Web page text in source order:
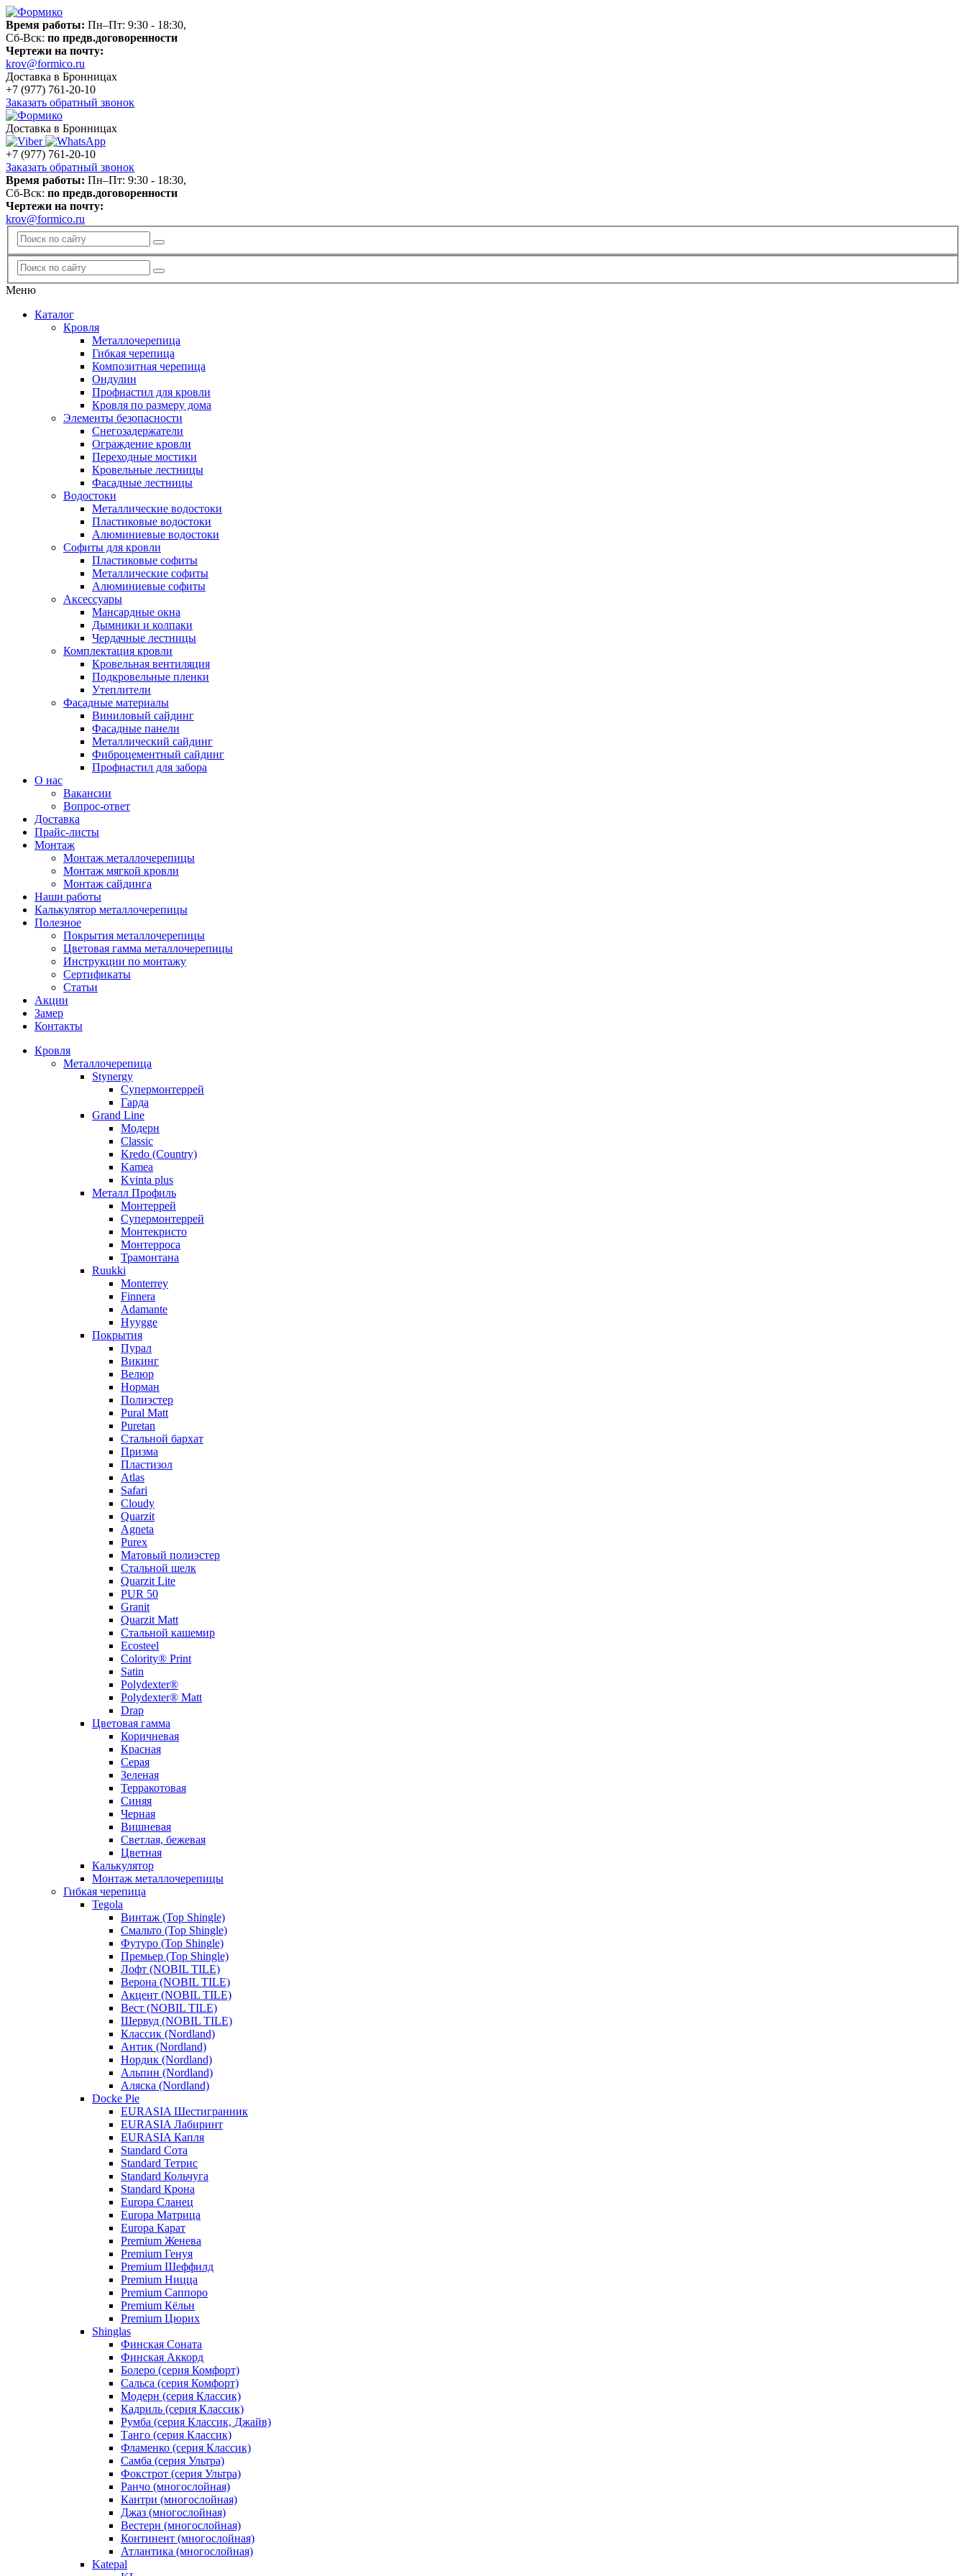
Время работы: Пн–Пт: 9:30 - 18:30,
Сб-Вск: по предв.договоренности
Чертежи на почту:
krov@formico.ru
Доставка в Бронницах
+7 (977) 761-20-10
Заказать обратный звонок
Доставка в Бронницах
+7 (977) 761-20-10
Заказать обратный звонок
Время работы: Пн–Пт: 9:30 - 18:30,
Сб-Вск: по предв.договоренности
Чертежи на почту:
krov@formico.ru
Меню
Каталог
Кровля
Металлочерепица
Гибкая черепица
Композитная черепица
Ондулин
Профнастил для кровли
Кровля по размеру дома
Элементы безопасности
Снегозадержатели
Ограждение кровли
Переходные мостики
Кровельные лестницы
Фасадные лестницы
Водостоки
Металлические водостоки
Пластиковые водостоки
Алюминиевые водостоки
Софиты для кровли
Пластиковые софиты
Металлические софиты
Алюминиевые софиты
Аксессуары
Мансардные окна
Дымники и колпаки
Чердачные лестницы
Комплектация кровли
Кровельная вентиляция
Подкровельные пленки
Утеплители
Фасадные материалы
Виниловый сайдинг
Фасадные панели
Металлический сайдинг
Фиброцементный сайдинг
Профнастил для забора
О нас
Вакансии
Вопрос-ответ
Доставка
Прайс-листы
Монтаж
Монтаж металлочерепицы
Монтаж мягкой кровли
Монтаж сайдинга
Наши работы
Калькулятор металлочерепицы
Полезное
Покрытия металлочерепицы
Цветовая гамма металлочерепицы
Инструкции по монтажу
Сертификаты
Статьи
Акции
Замер
Контакты
Кровля
Металлочерепица
Stynergy
Супермонтеррей
Гарда
Grand Line
Модерн
Classic
Kredo (Country)
Kamea
Kvinta plus
Металл Профиль
Монтеррей
Супермонтеррей
Монтекристо
Монтерроса
Трамонтана
Ruukki
Monterrey
Finnera
Adamante
Hyygge
Покрытия
Пурал
Викинг
Велюр
Норман
Полиэстер
Pural Matt
Puretan
Стальной бархат
Призма
Пластизол
Atlas
Safari
Cloudy
Quarzit
Agneta
Purex
Матовый полиэстер
Стальной шелк
Quarzit Lite
PUR 50
Granit
Quarzit Matt
Стальной кашемир
Ecosteel
Colority® Print
Satin
Polydexter®
Polydexter® Matt
Drap
Цветовая гамма
Коричневая
Красная
Серая
Зеленая
Терракотовая
Синяя
Черная
Вишневая
Светлая, бежевая
Цветная
Калькулятор
Монтаж металлочерепицы
Гибкая черепица
Tegola
Винтаж (Top Shingle)
Смальто (Top Shingle)
Футуро (Top Shingle)
Премьер (Top Shingle)
Лофт (NOBIL TILE)
Верона (NOBIL TILE)
Акцент (NOBIL TILE)
Вест (NOBIL TILE)
Шервуд (NOBIL TILE)
Классик (Nordland)
Антик (Nordland)
Нордик (Nordland)
Альпин (Nordland)
Аляска (Nordland)
Docke Pie
EURASIA Шестигранник
EURASIA Лабиринт
EURASIA Капля
Standard Сота
Standard Тетрис
Standard Кольчуга
Standard Крона
Europa Сланец
Europa Матрица
Europa Карат
Premium Женева
Premium Генуя
Premium Шеффилд
Premium Ницца
Premium Саппоро
Premium Кёльн
Premium Цюрих
Shinglas
Финская Соната
Финская Аккорд
Болеро (серия Комфорт)
Сальса (серия Комфорт)
Модерн (серия Классик)
Кадриль (серия Классик)
Румба (серия Классик, Джайв)
Танго (серия Классик)
Фламенко (серия Классик)
Самба (серия Ультра)
Фокстрот (серия Ультра)
Ранчо (многослойная)
Кантри (многослойная)
Джаз (многослойная)
Вестерн (многослойная)
Континент (многослойная)
Атлантика (многослойная)
Katepal